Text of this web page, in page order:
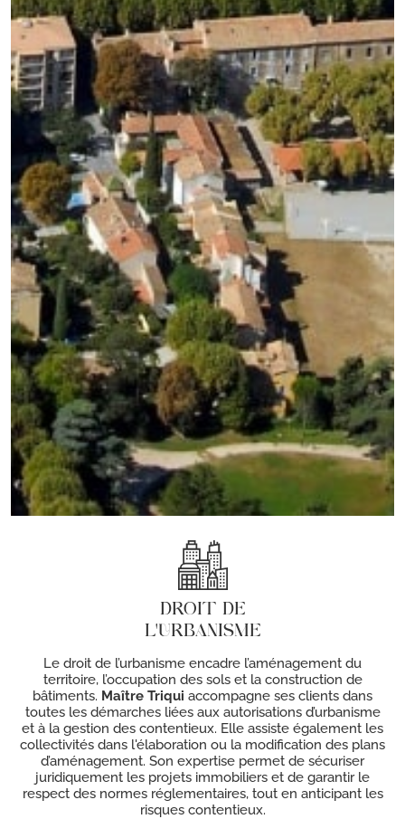
DROIT DE
L'URBANISME
Le droit de l’urbanisme encadre l’aménagement du
territoire, l’occupation des sols et la construction de
bâtiments. Maître Triqui accompagne ses clients dans
toutes les démarches liées aux autorisations d’urbanisme
et à la gestion des contentieux. Elle assiste également les
collectivités dans l'élaboration ou la modification des plans
d’aménagement. Son expertise permet de sécuriser
juridiquement les projets immobiliers et de garantir le
respect des normes réglementaires, tout en anticipant les
risques contentieux.